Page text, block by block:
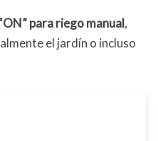
para riego manual,
el jardín o incluso